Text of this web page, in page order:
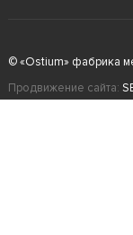
© «Ostium» фабрика
Продвижение сайта: